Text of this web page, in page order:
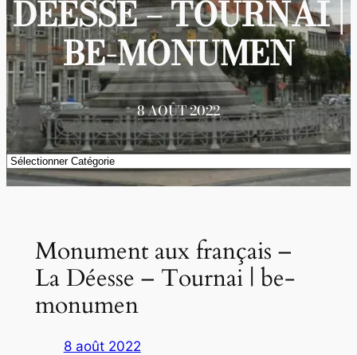
DÉESSE – TOURNAI |
BE-MONUMEN
8 AOÛT 2022
Catégories
Monument aux français –
La Déesse – Tournai | be-
monumen
8 août 2022